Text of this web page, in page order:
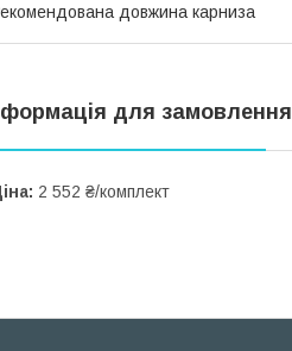
довжина карниза
для замовлення
2 552 ₴/комплект